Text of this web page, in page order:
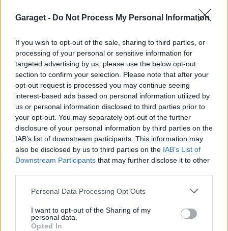
Garaget - Do Not Process My Personal Information
If you wish to opt-out of the sale, sharing to third parties, or
processing of your personal or sensitive information for
targeted advertising by us, please use the below opt-out
section to confirm your selection. Please note that after your
opt-out request is processed you may continue seeing
interest-based ads based on personal information utilized by
us or personal information disclosed to third parties prior to
your opt-out. You may separately opt-out of the further
disclosure of your personal information by third parties on the
IAB’s list of downstream participants. This information may
also be disclosed by us to third parties on the IAB’s List of
Downstream Participants that may further disclose it to other
Personal Data Processing Opt Outs
I want to opt-out of the Sharing of my
personal data.
Opted In
Manta b som ska räddas (kaross eller
delar sökes)
122 svar
Huggern goes big block with 427 ZL-1! 551 svar
Senaste inlägget avhugger69 torsdag 23:01iProjekt
Camaro som bruksbil?! 57 svar
Senaste inlägget avEv_volvo142 torsdag 22:10i Projekt
Volkswagen split bus t1 1962 2559 svar
Senaste inlägget avDr_snuggels torsdag 21:09iProjekt
Golf Mk2 16v Turbo 137 svar
Senaste inlägget av16vt4m torsdag 19:51iProjekt
Senaste inlägget avjarleb torsdag 17:26
Volvo 245 ?Turbo? 40 svar
Senaste inlägget av